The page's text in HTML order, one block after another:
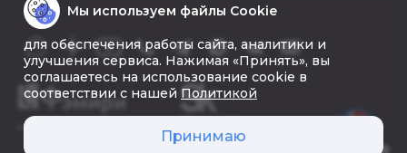
© 2026 «Фэмири»
Мы используем файлы Cookie
для обеспечения работы сайта, аналитики и
улучшения сервиса. Нажимая «Принять», вы
соглашаетесь на использование cookie в
соответствии с нашей Политикой
Принимаю